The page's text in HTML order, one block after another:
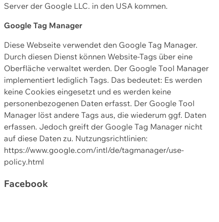
Server der Google LLC. in den USA kommen.
Google Tag Manager
Diese Webseite verwendet den Google Tag Manager.
Durch diesen Dienst können Website-Tags über eine
Oberfläche verwaltet werden. Der Google Tool Manager
implementiert lediglich Tags. Das bedeutet: Es werden
keine Cookies eingesetzt und es werden keine
personenbezogenen Daten erfasst. Der Google Tool
Manager löst andere Tags aus, die wiederum ggf. Daten
erfassen. Jedoch greift der Google Tag Manager nicht
auf diese Daten zu. Nutzungsrichtlinien:
https://www.google.com/intl/de/tagmanager/use-
policy.html
Facebook